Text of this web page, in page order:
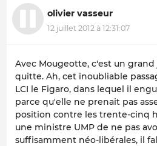
olivier vasseur
12 juillet 2012 à 12:31:07
Avec Mougeotte, c'est un
quitte. Ah, cet inoubliable
LCI le Figaro, dans lequel il
parce qu'elle ne prenait pas
position contre les trente-cinq
une ministre UMP de ne pas
suffisamment néo-libérales, il